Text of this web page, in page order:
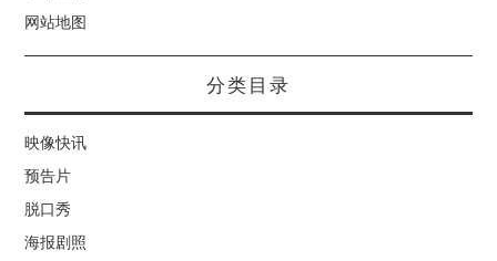
网站地图
分类目录
映像快讯
预告片
脱口秀
海报剧照